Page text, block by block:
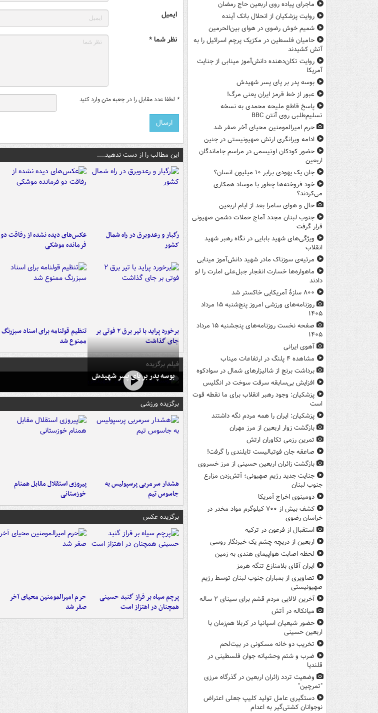
ماجرای پیاده روی اربعین حاج رمضان
روایت پزشکیان از انحلال بانک آینده
شمیم خوش رضوی در هوای بین‌الحرمین
حامیان فلسطین در مکزیک پرچم اسرائیل را به
آتش کشیدند
روایت تکان‌دهنده دانش‌آموز مینابی از جنایت
آمریکا
بوسه‌ پدر بر پای پسر شهیدش
عبور از خط قرمز ایران یعنی مرگ!
پاسخ قاطع ملیحه محمدی به نسخه
تسلیم‌طلبی روی آنتن BBC
حرم امیرالمومنین محیای آخر صفر شد
ادامه ویرانگری ارتش صهیونیستی در جنین
حضور کودکان اوتیسمی در مراسم جاماندگان
اربعین
جان یک یهودی برابر ۱۰ میلیون انسان؟
خود فروخته‌ها چطور با موساد همکاری
می‌کردند؟
حال و هوای سامرا بعد از ایام اربعین
جنوب لبنان مجدد آماج حملات دشمن صهیونی
قرار گرفت
ویژگی‌های شهید بابایی در نگاه رهبر شهید
انقلاب
مرثیه‌ی سوزناک مادر شهید دانش‌آموز مینابی
ماهواره‌ها خسارت انفجار جبل‌علی امارت را لو
دادند
۸۰۰ سازۀ آمریکایی خاکستر شد
روزنامه‌های ورزشی امروز پنج‌شنبه ۱۵ مرداد
۱۴۰۵
صفحه نخست روزنامه‌های پنجشنبه ۱۵ مرداد
۱۴۰۵
آهوی ایرانی
مشاهده ۴ پلنگ در ارتفاعات میناب
برداشت برنج از شالیزارهای شمال در سوادکوه
افزایش بی‌سابقه سرقت سوخت در انگلیس
پزشکیان: وجود رهبر انقلاب برای ما نقطه قوت
است
پزشکیان: ایران را همه مردم نگه داشتند
بازگشت زوار اربعین از مرز مهران
تمرین رزمی تکاوران ارتش
صاعقه جان فوتبالیست تایلندی را گرفت!
بازگشت زائران اربعین حسینی از مرز خسروی
جنایت جدید رژیم صهیونی؛ آتش‌زدن مزارع
جنوب لبنان
دومینوی اخراج آمریکا
کشف بیش از ۷۰۰ کیلوگرم مواد مخدر در
خراسان رضوی
استقبال از فرعون در ترکیه
اربعین از دریچه چشم یک خبرنگار روسی
لحظه اصابت هواپیمای هندی به زمین
ایران آقای بلامنازع تنگه هرمز
تصاویری از بمباران جنوب لبنان توسط رژیم
صهیونیستی
آخرین لالایی مردم قشم برای سینای ۲ ساله
میانکاله در آتش
حضور شیعیان اسپانیا در کربلا هم‌زمان با
اربعین حسینی
تخریب دو خانه مسکونی در بیت‌لحم
ضرب‌ و شتم وحشیانه جوان فلسطینی در
قلندیا
وضعیت تردد زائران اربعین در گذرگاه مرزی
"تمرچین"
دستگیری عامل تولید کلیپ جعلی اعتراض
نوجوانان کشتی‌گیر به اعدام
ایمیل
نظر شما *
* لطفا عدد مقابل را در جعبه متن وارد کنید
این مطالب را از دست ندهید....
رگبار و رعدوبرق در راه شمال
کشور
عکس‌های دیده نشده از رفاقت دو
فرمانده‌ موشکی
برخورد پراید با تیر برق ۲ فوتی بر
جای گذاشت
تنظیم قولنامه برای اسناد سبزرنگ
ممنوع شد
فیلم برگزیده
بوسه‌ پدر بر پای پسر شهیدش
برگزیده ورزشی
هشدار سرمربی پرسپولیس به
جاسوس تیم
پیروزی استقلال مقابل همنام
خوزستانی
برگزیده عکس
پرچم سیاه بر فراز گنبد حسینی
همچنان در اهتزاز است
حرم امیرالمومنین محیای آخر
صفر شد